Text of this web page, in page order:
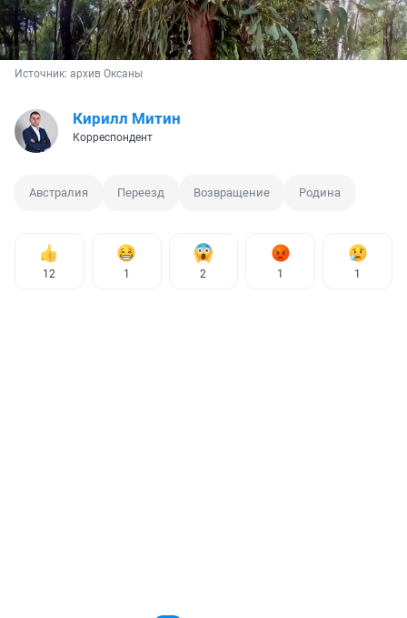
Источник: архив Оксаны
Кирилл Митин
Корреспондент
Австралия Переезд Возвращение Родина
12 1 2 1 1